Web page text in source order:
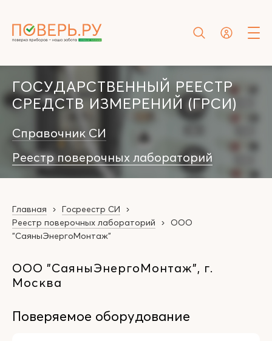
ГОСУДАРСТВЕННЫЙ РЕЕСТР
СРЕДСТВ ИЗМЕРЕНИЙ (ГРСИ)
Справочник СИ
Реестр поверочных лабораторий
Главная
Госреестр СИ
Реестр поверочных лабораторий
ООО
"СаяныЭнергоМонтаж"
ООО "СаяныЭнергоМонтаж", г.
Москва
Поверяемое оборудование